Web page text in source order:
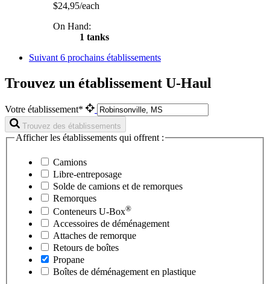
$24,95/each
On Hand:
1 tanks
Suivant 6 prochains établissements
Trouvez un établissement U-Haul
Votre établissement*
Trouvez des établissements
Afficher les établissements qui offrent :
Camions
Libre-entreposage
Solde de camions et de remorques
Remorques
Conteneurs U-Box®
Accessoires de déménagement
Attaches de remorque
Retours de boîtes
Propane
Boîtes de déménagement en plastique